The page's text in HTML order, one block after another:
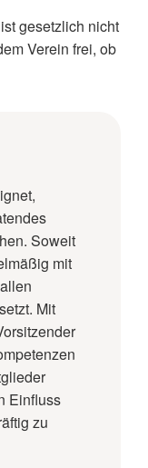
gesetzlich nicht
Verein frei, ob
Soweit
mit
Mit
Einfluss
zu